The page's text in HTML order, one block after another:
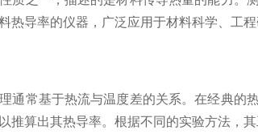
热导率的仪器，广泛应用于材料科学、工程
通常基于热流与温度差的关系。在经典的
推算出其热导率。根据不同的实验方法，